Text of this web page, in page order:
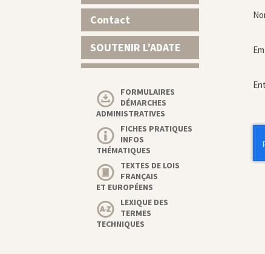
Contact
SOUTENIR L’ADATE
FORMULAIRES
DÉMARCHES
ADMINISTRATIVES
FICHES PRATIQUES
INFOS
THÉMATIQUES
TEXTES DE LOIS
FRANÇAIS
ET EUROPÉENS
LEXIQUE DES
TERMES
TECHNIQUES